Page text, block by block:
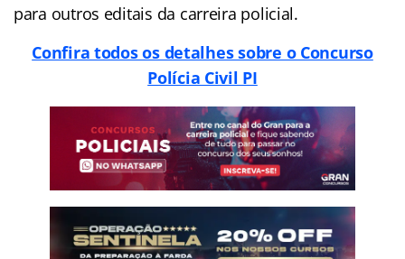
para outros editais da carreira policial.
Confira todos os detalhes sobre o Concurso
Polícia Civil PI